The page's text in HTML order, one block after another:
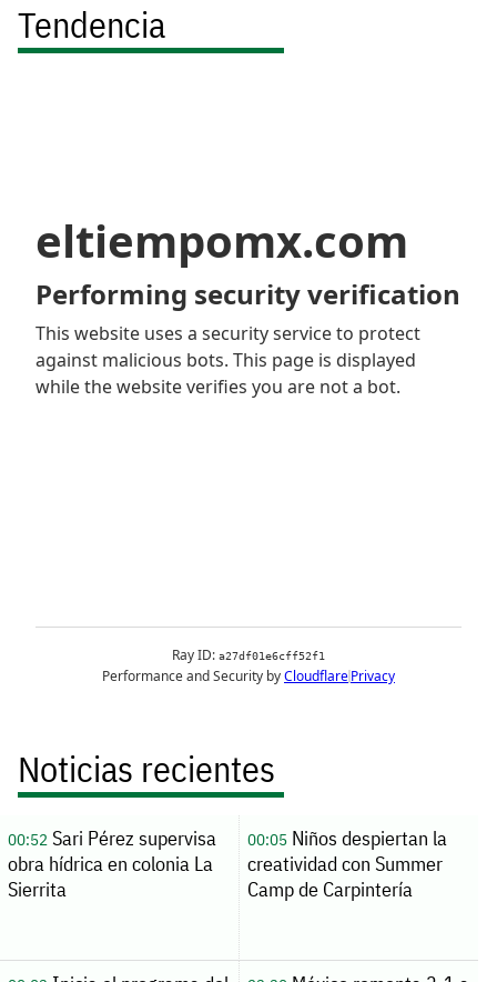
Tendencia
Noticias recientes
00:52Sari Pérez supervisa
obra hídrica en colonia La
Sierrita
00:05Niños despiertan la
creatividad con Summer
Camp de Carpintería